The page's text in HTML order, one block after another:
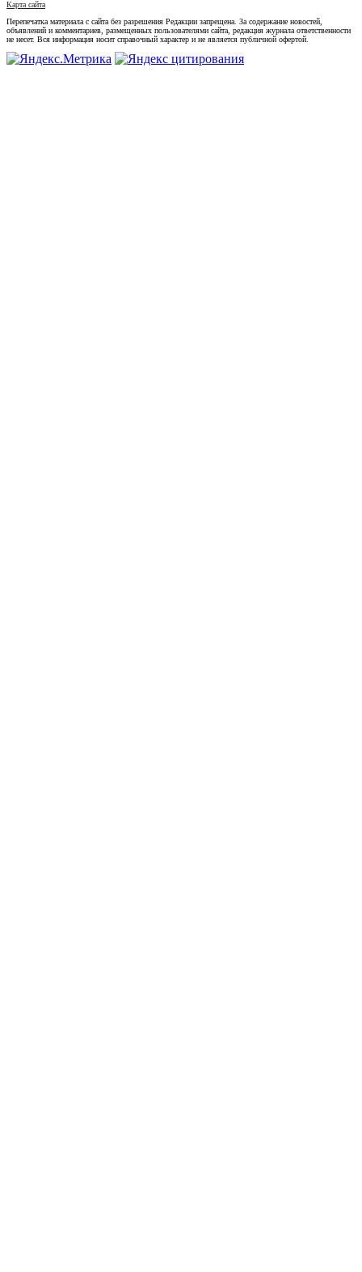
Карта сайта
Перепечатка материала с сайта без разрешения Редакции запрещена. За содержание новостей,
объявлений и комментариев, размещенных пользователями сайта, редакция журнала ответственности
не несет. Вся информация носит справочный характер и не является публичной офертой.